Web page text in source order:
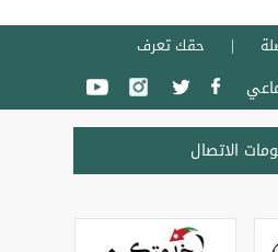
حقك تعرف
الاتصال